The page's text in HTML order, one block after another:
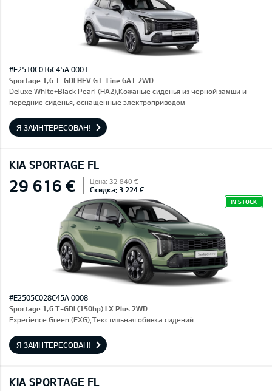
#E2510C016C45A 0001
Sportage 1,6 T-GDI HEV GT-Line 6AT 2WD
Deluxe White+Black Pearl (HA2),Кожаные сиденья из черной замши и
передние сиденья, оснащенные электроприводом
Я ЗАИНТЕРЕСОВАН!
KIA SPORTAGE FL
29 616 € Цена: 32 840 €
Скидка: 3 224 €
IN STOCK
#E2505C028C45A 0008
Sportage 1,6 T-GDI (150hp) LX Plus 2WD
Experience Green (EXG),Текстильная обивка сидений
Я ЗАИНТЕРЕСОВАН!
KIA SPORTAGE FL